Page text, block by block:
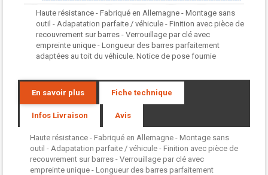
Haute résistance - Fabriqué en Allemagne - Montage sans
outil - Adapatation parfaite / véhicule - Finition avec pièce de
recouvrement sur barres - Verrouillage par clé avec
empreinte unique - Longueur des barres parfaitement
adaptées au toit du véhicule. Notice de pose fournie
En savoir plus Fiche technique
Infos Livraison Avis
Haute résistance - Fabriqué en Allemagne - Montage sans
outil - Adapatation parfaite / véhicule - Finition avec pièce de
recouvrement sur barres - Verrouillage par clé avec
empreinte unique - Longueur des barres parfaitement